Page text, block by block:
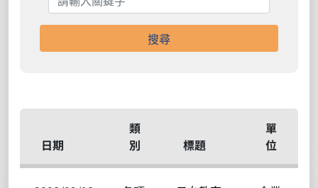
搜尋
日期
類
別
標題
單
位